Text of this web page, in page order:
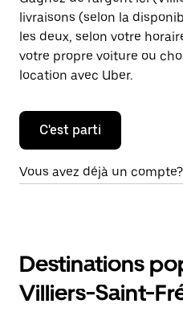
livraisons (selon la
les deux, selon votre
votre propre voiture ou
location avec Uber.
C'est parti
Vous avez déjà un
Destinations
Villiers-Saint-